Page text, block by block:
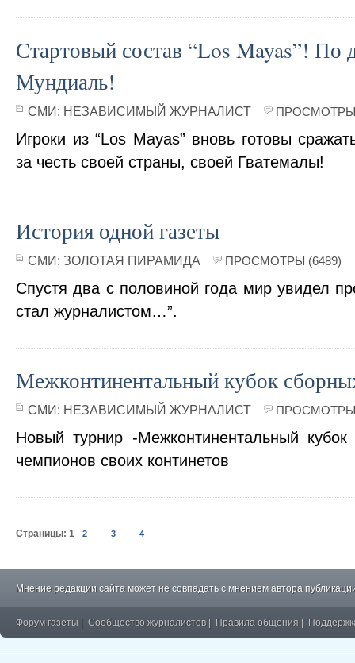
Стартовый состав “Los Mayas”! По
Мундиаль!
СМИ: НЕЗАВИСИМЫЙ ЖУРНАЛИСТ ПРОСМОТРЫ
Игроки из “Los Mayas” вновь готовы
за честь своей страны, своей Гватемалы!
История одной газеты
СМИ: ЗОЛОТАЯ ПИРАМИДА ПРОСМОТРЫ (6489)
Спустя два с половиной года мир увидел
стал журналистом…”.
Межконтинентальный кубок
СМИ: НЕЗАВИСИМЫЙ ЖУРНАЛИСТ ПРОСМОТРЫ
Новый турнир -Межконтинентальный
чемпионов своих континетов
Страницы: 1 2 3 4
Мнение редакции сайта может не совпадать с мнением автора
Форум газеты Сообщество журналистов Правила общения
�